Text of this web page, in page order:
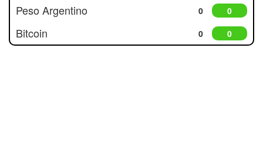
Peso Argentino 0 0
Bitcoin 0 0